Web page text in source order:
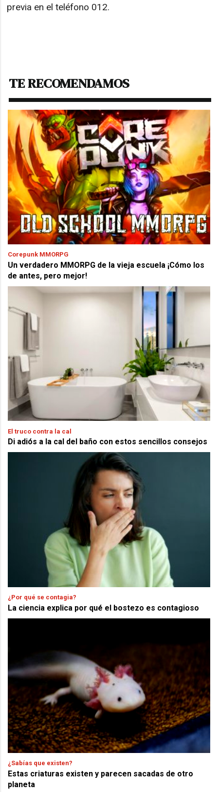
previa en el teléfono 012.
TE RECOMENDAMOS
Corepunk MMORPG
Un verdadero MMORPG de la vieja escuela ¡Cómo los
de antes, pero mejor!
El truco contra la cal
Di adiós a la cal del baño con estos sencillos consejos
¿Por qué se contagia?
La ciencia explica por qué el bostezo es contagioso
¿Sabías que existen?
Estas criaturas existen y parecen sacadas de otro
planeta